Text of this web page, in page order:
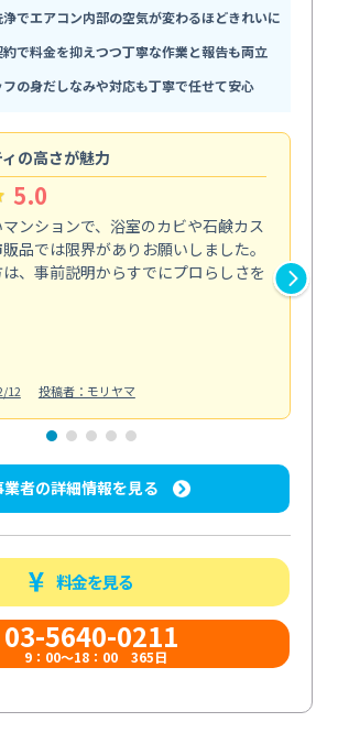
でエアコン内部の空気が変わるほどきれいに
約で料金を抑えつつ丁寧な作業と報告も両立
フの身だしなみや対応も丁寧で任せて安心
の高さが魅力
5.0
ンションで、浴室のカビや石鹸カス
品では限界がありお願いしました。
、事前説明からすでにプロらしさを
12
投稿者：モリヤマ
業者の詳細情報を見る
料金を見る
03-5640-0211
9：00～18：00 365日